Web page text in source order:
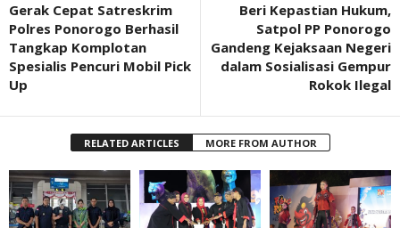
Gerak Cepat Satreskrim
Polres Ponorogo Berhasil
Tangkap Komplotan
Spesialis Pencuri Mobil Pick
Up
Beri Kepastian Hukum,
Satpol PP Ponorogo
Gandeng Kejaksaan Negeri
dalam Sosialisasi Gempur
Rokok Ilegal
RELATED ARTICLES MORE FROM AUTHOR